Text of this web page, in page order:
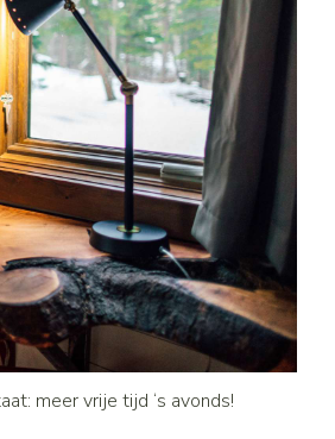
meer vrije tijd ‘s avonds!